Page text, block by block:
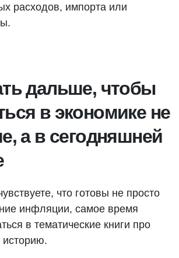
расходов, импорта или
дальше, чтобы
в экономике не
а в сегодняшней
что готовы не просто
инфляции, самое время
в тематические книги про
историю.